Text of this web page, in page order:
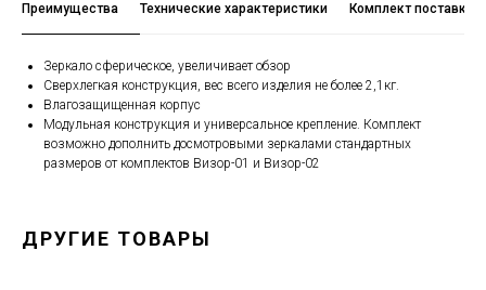
Преимущества Технические характеристики Комплект поставки
Зеркало сферическое, увеличивает обзор
Сверхлегкая конструкция, вес всего изделия не более 2,1кг.
Влагозащищенная корпус
Модульная конструкция и универсальное крепление. Комплект
возможно дополнить досмотровыми зеркалами стандартных
размеров от комплектов Визор-01 и Визор-02
ДРУГИЕ ТОВАРЫ